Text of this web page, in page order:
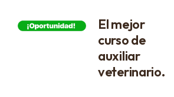
El mejor
curso de
auxiliar
veterinario.